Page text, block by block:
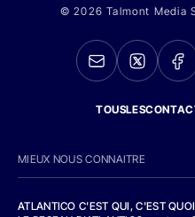
© 2026 Talmont Media
MIEUX NOUS CONNAITRE
ATLANTICO C'EST QUI, C'EST